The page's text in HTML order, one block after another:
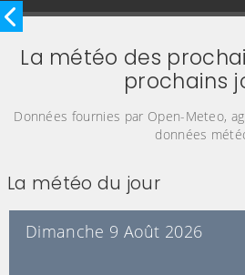
Image précédente
La météo des
prochains
Données fournies par Open-Meteo,
données
La météo du jour
Dimanche 9 Août 2026